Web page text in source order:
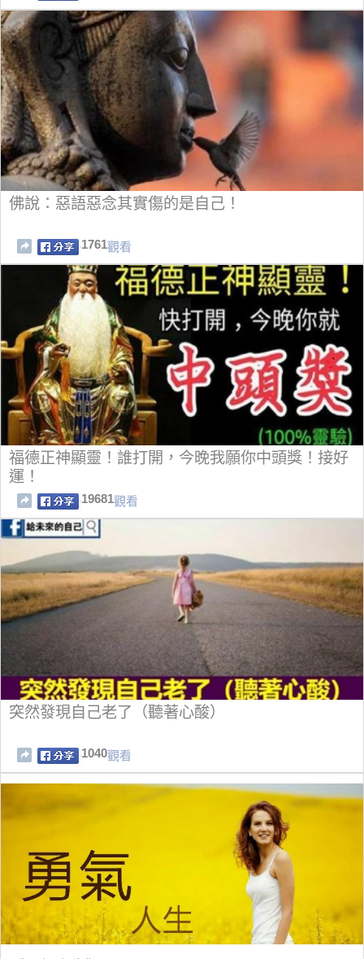
佛說：惡語惡念其實傷的是自己！
1761觀看
福德正神顯靈！誰打開，今晚我願你中頭獎！接好
運！
19681觀看
突然發現自己老了（聽著心酸）
1040觀看